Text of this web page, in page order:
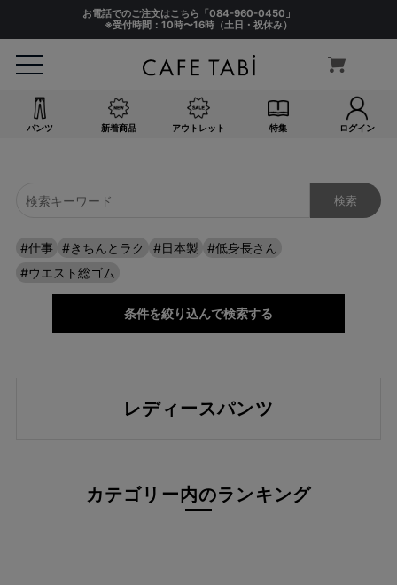
お電話でのご注文はこちら「084-960-0450 」
※受付時間：10時〜16時（土日・祝休み）
パンツ 新着商品 アウトレット 特集 ログイン
#仕事 #きちんとラク #日本製
#低身長さん
#ウエスト総ゴム
条件を絞り込んで検索する
レディースパンツ
カテゴリー内のランキング
キーワード
検索
NEW
3L(73)